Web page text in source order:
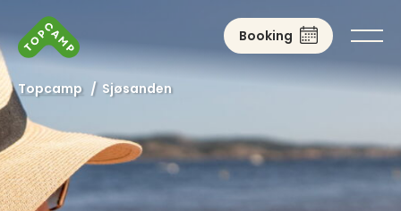
Booking
Topcamp / Sjøsanden